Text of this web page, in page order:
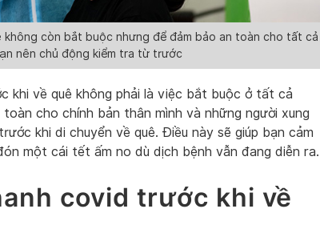
còn bắt buộc nhưng để đảm bảo an toàn cho tất cả
nên chủ động kiểm tra từ trước
khi về quê không phải là việc bắt buộc ở tất cả
cho chính bản thân mình và những người xung
khi di chuyển về quê. Điều này sẽ giúp bạn cảm
một cái tết ấm no dù dịch bệnh vẫn đang diễn ra.
covid trước khi về